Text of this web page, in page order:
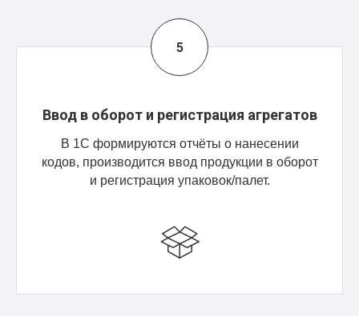
Ввод в оборот и регистрация агрегатов
В 1С формируются отчёты о нанесении
кодов, производится ввод продукции в оборот
и регистрация упаковок/палет.